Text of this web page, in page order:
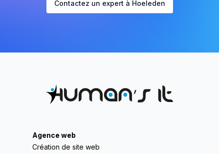
Contactez un expert à Hoeleden
Agence web
Création de site web